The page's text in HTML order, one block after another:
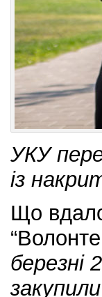
УКУ
із
Що
березні